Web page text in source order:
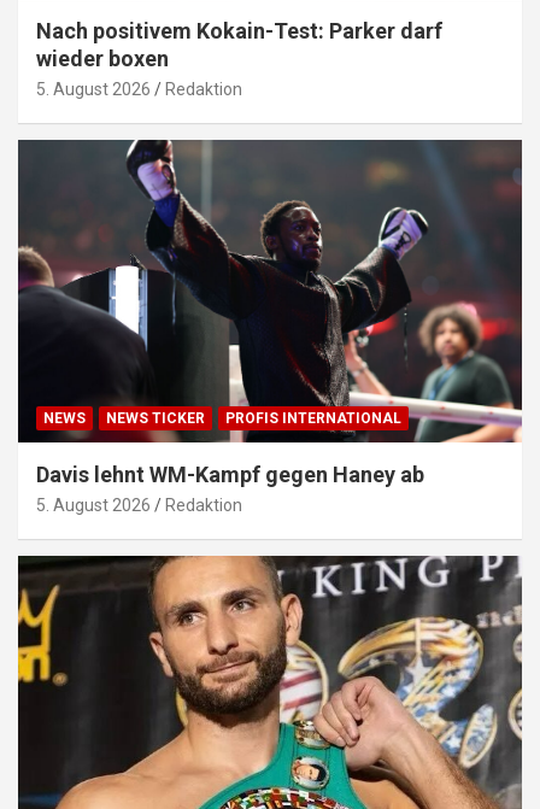
Nach positivem Kokain-Test: Parker darf
wieder boxen
5. August 2026 Redaktion
NEWS NEWS TICKER PROFIS INTERNATIONAL
Davis lehnt WM-Kampf gegen Haney ab
5. August 2026 Redaktion